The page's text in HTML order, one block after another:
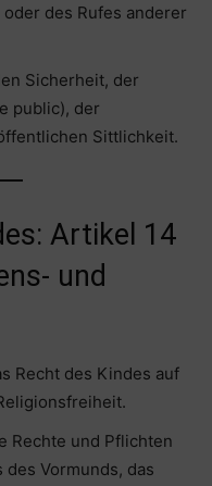
des Rufes anderer
Sicherheit, der
public), der
Sittlichkeit.
Artikel 14
und
Recht des Kindes auf
Rechte und Pflichten
Vormunds, das